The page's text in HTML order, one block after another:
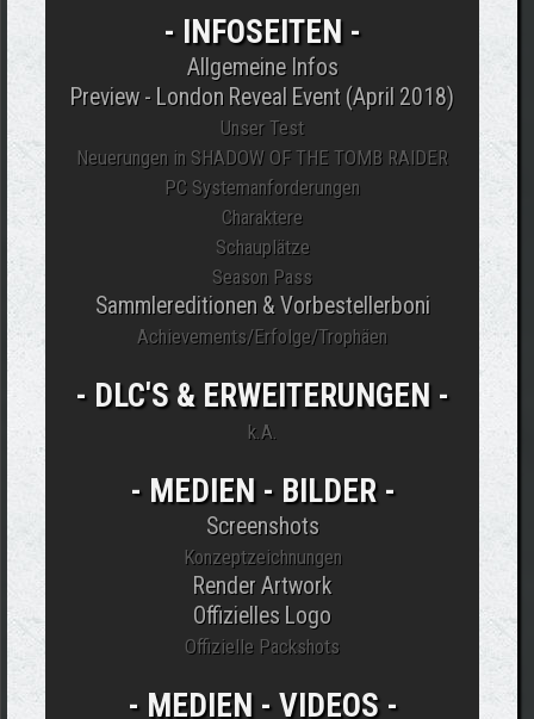
- INFOSEITEN -
Allgemeine Infos
Preview - London Reveal Event (April 2018)
Unser Test
Neuerungen in SHADOW OF THE TOMB RAIDER
PC Systemanforderungen
Charaktere
Schauplätze
Season Pass
Sammlereditionen & Vorbestellerboni
Achievements/Erfolge/Trophäen
- DLC'S & ERWEITERUNGEN -
k.A.
- MEDIEN - BILDER -
Screenshots
Konzeptzeichnungen
Render Artwork
Offizielles Logo
Offizielle Packshots
- MEDIEN - VIDEOS -